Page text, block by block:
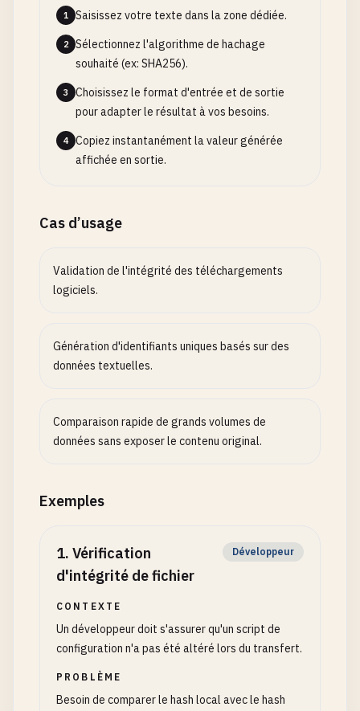
1 Saisissez votre texte dans la zone dédiée.
2
Sélectionnez l'algorithme de hachage
souhaité (ex: SHA256).
3
Choisissez le format d'entrée et de sortie
pour adapter le résultat à vos besoins.
4
Copiez instantanément la valeur générée
affichée en sortie.
Cas d’usage
Validation de l'intégrité des téléchargements
logiciels.
Génération d'identifiants uniques basés sur des
données textuelles.
Comparaison rapide de grands volumes de
données sans exposer le contenu original.
Exemples
1. Vérification
d'intégrité de fichier
Développeur
CONTEXTE
Un développeur doit s'assurer qu'un script de
configuration n'a pas été altéré lors du transfert.
PROBLÈME
Besoin de comparer le hash local avec le hash